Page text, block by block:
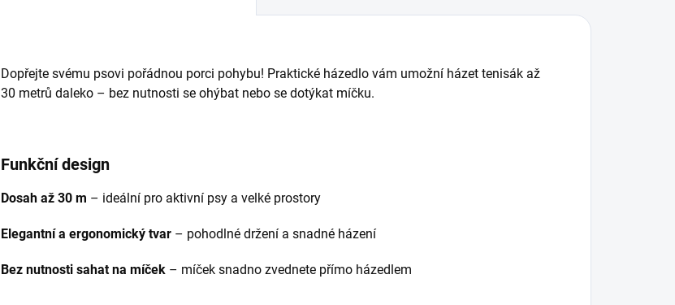
Dopřejte svému psovi pořádnou porci pohybu! Praktické házedlo vám umožní házet tenisák až
30 metrů daleko – bez nutnosti se ohýbat nebo se dotýkat míčku.
Funkční design
Dosah až 30 m – ideální pro aktivní psy a velké prostory
Elegantní a ergonomický tvar – pohodlné držení a snadné házení
Bez nutnosti sahat na míček – míček snadno zvednete přímo házedlem